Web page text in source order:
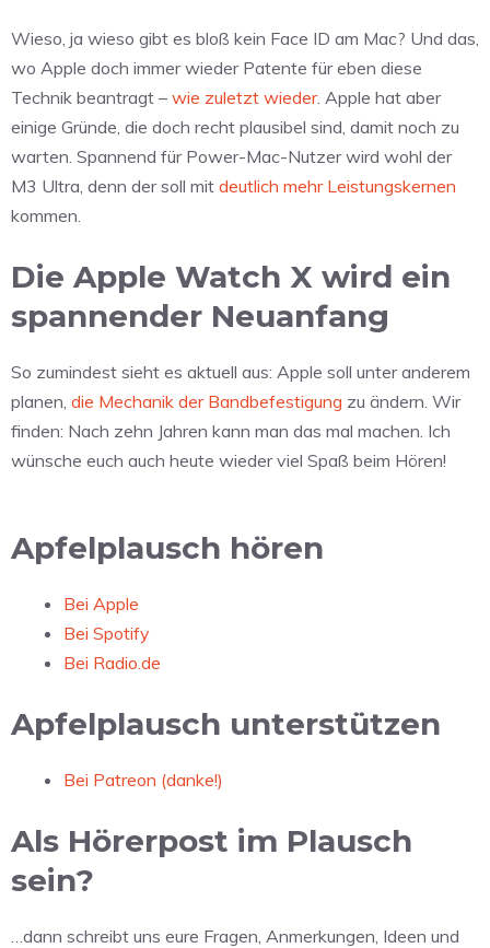
Wieso, ja wieso gibt es bloß kein Face ID am Mac? Und das,
wo Apple doch immer wieder Patente für eben diese
Technik beantragt – wie zuletzt wieder. Apple hat aber
einige Gründe, die doch recht plausibel sind, damit noch zu
warten. Spannend für Power-Mac-Nutzer wird wohl der
M3 Ultra, denn der soll mit deutlich mehr Leistungskernen
kommen.
Die Apple Watch X wird ein
spannender Neuanfang
So zumindest sieht es aktuell aus: Apple soll unter anderem
planen, die Mechanik der Bandbefestigung zu ändern. Wir
finden: Nach zehn Jahren kann man das mal machen. Ich
wünsche euch auch heute wieder viel Spaß beim Hören!
Apfelplausch hören
Bei Apple
Bei Spotify
Bei Radio.de
Apfelplausch unterstützen
Bei Patreon (danke!)
Als Hörerpost im Plausch
sein?
…dann schreibt uns eure Fragen, Anmerkungen, Ideen und